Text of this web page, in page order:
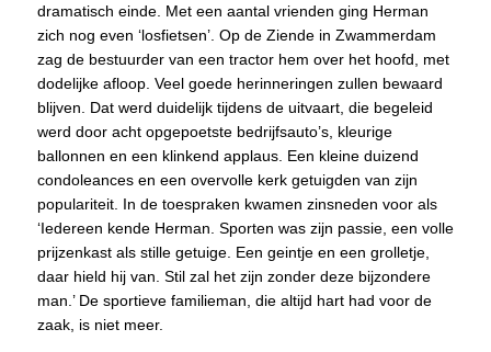
dramatisch einde. Met een aantal vrienden ging Herman
zich nog even ‘losfietsen’. Op de Ziende in Zwammerdam
zag de bestuurder van een tractor hem over het hoofd, met
dodelijke afloop. Veel goede herinneringen zullen bewaard
blijven. Dat werd duidelijk tijdens de uitvaart, die begeleid
werd door acht opgepoetste bedrijfsauto’s, kleurige
ballonnen en een klinkend applaus. Een kleine duizend
condoleances en een overvolle kerk getuigden van zijn
populariteit. In de toespraken kwamen zinsneden voor als
‘Iedereen kende Herman. Sporten was zijn passie, een volle
prijzenkast als stille getuige. Een geintje en een grolletje,
daar hield hij van. Stil zal het zijn zonder deze bijzondere
man.’ De sportieve familieman, die altijd hart had voor de
zaak, is niet meer.